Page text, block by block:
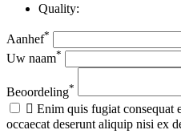
Quality:
Aanhef*
Uw naam*
Beoordeling*
 Enim quis fugiat consequat
occaecat deserunt aliquip nisi ex